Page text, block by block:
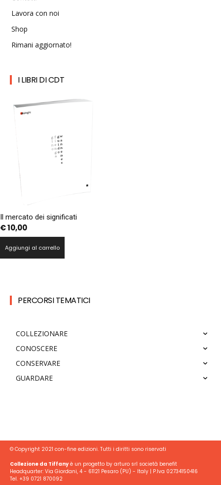
Lavora con noi
Shop
Rimani aggiornato!
I LIBRI DI CDT
Il mercato dei significati
€10,00
Aggiungi al carrello
PERCORSI TEMATICI
COLLEZIONARE
CONOSCERE
CONSERVARE
GUARDARE
© Copyright 2021 con-fine edizioni. Tutti i diritti sono riservati
Collezione da Tiffanyè un progetto by arturo srl società benefit
Headquarter: Via Giordani, 4 - 61121 Pesaro (PU) - Italy | P.Iva 02734150416
Tel. +39 0721 870092